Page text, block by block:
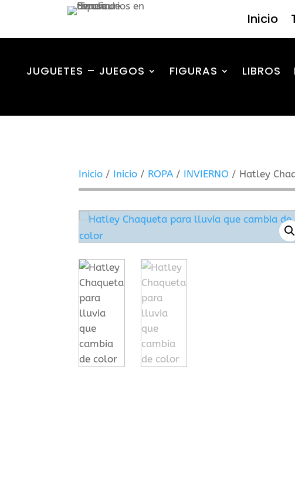
Inicio
JUGUETES – JUEGOS FIGURAS LIBROS
Inicio / Inicio / ROPA / INVIERNO / Hatley